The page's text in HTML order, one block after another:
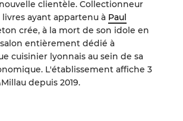
clientèle. Collectionneur
ayant appartenu à Paul
crée, à la mort de son idole en
entièrement dédié à
cuisinier lyonnais au sein de sa
L'établissement affiche 3
depuis 2019.